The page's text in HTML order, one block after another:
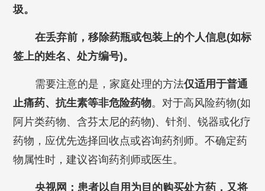
圾。
在丢弃前，移除药瓶或包装上的个人信息(如标
签上的姓名、处方编号)。
需要注意的是，家庭处理的方法仅适用于普通
止痛药、抗生素等非危险药物。对于高风险药物(如
阿片类药物、含芬太尼的药物)、针剂、锐器或化疗
药物，应优先选择回收点或咨询药剂师。不确定药
物属性时，建议咨询药剂师或医生。
央视网：患者以自用为目的购买处方药，又将